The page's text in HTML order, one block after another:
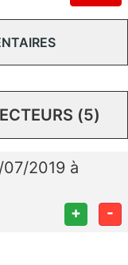
(5)
2019 à
+ -